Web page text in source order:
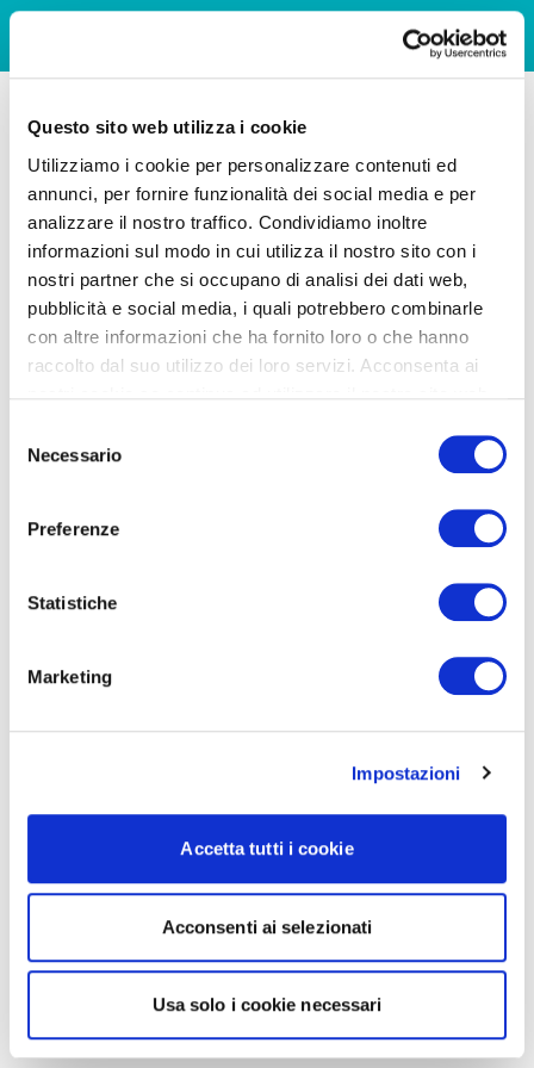
Questo sito web utilizza i cookie
Utilizziamo i cookie per personalizzare contenuti ed
annunci, per fornire funzionalità dei social media e per
analizzare il nostro traffico. Condividiamo inoltre
informazioni sul modo in cui utilizza il nostro sito con i
nostri partner che si occupano di analisi dei dati web,
pubblicità e social media, i quali potrebbero combinarle
con altre informazioni che ha fornito loro o che hanno
raccolto dal suo utilizzo dei loro servizi. Acconsenta ai
delNecessario
Preferenze
Statistiche
Marketing
Impostazioni
Accetta tutti i cookie
Acconsenti ai selezionati
Usa solo i cookie necessari